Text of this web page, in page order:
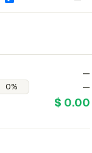
—
—
$ 0.00